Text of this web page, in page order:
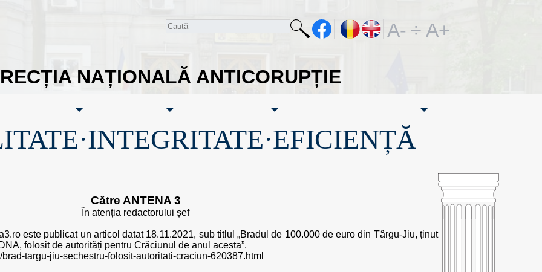
NAȚIONALĂ ANTICORUPȚIE
A- ÷ A+
Către ANTENA 3
În atenția redactorului șef
este publicat un articol datat 18.11.2021, sub titlul „Bradul de 100.000 de euro din Târgu-Jiu, ținut
folosit de autorități pentru Crăciunul de anul acesta”.
targu-jiu-sechestru-folosit-autoritati-craciun-620387.html